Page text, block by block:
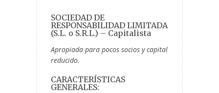
SOCIEDAD DE
RESPONSABILIDAD LIMITADA
(S.L. o S.R.L.) – Capitalista
Apropiada para pocos socios y capital
reducido.
CARACTERÍSTICAS
GENERALES: